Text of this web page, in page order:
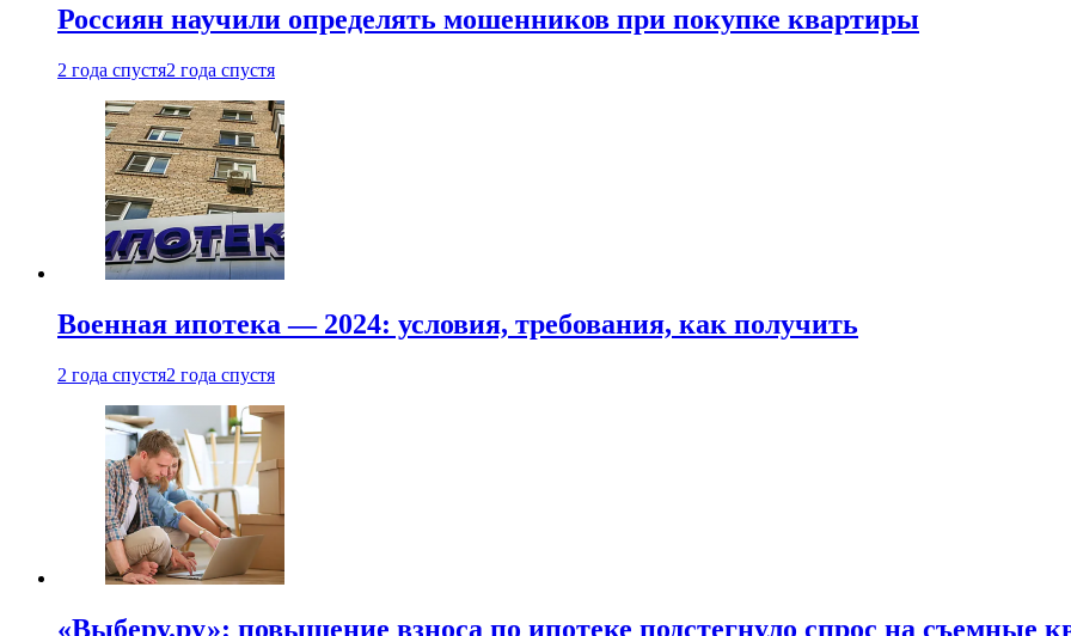
Россиян научили определять мошенников при покупке квартиры
2 года спустя2 года спустя
Военная ипотека — 2024: условия, требования, как получить
2 года спустя2 года спустя
«Выберу.ру»: повышение взноса по ипотеке подстегнуло спрос на съемные